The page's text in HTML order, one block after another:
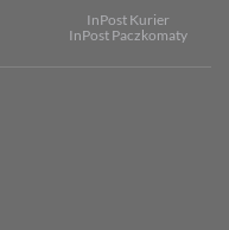
InPost Kurier
InPost Paczkomaty